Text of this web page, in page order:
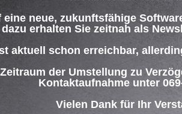
eine neue, zukunftsfähige
dazu erhalten Sie zeitnah als
aktuell schon erreichbar,
der Umstellung zu
Kontaktaufnahme unter
Vielen Dank für Ihr
Über uns
Datenschutz
Impressum